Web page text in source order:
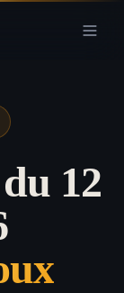
12